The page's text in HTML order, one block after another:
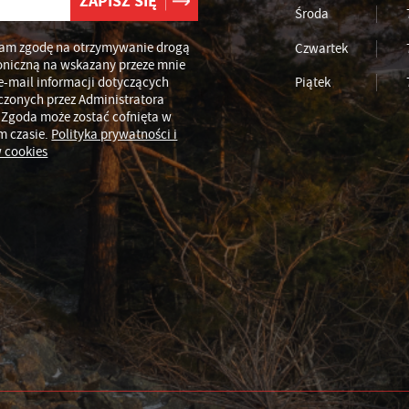
zgodę na otrzymywanie drogą
na wskazany przeze mnie
mail informacji dotyczących
przez Administratora
Zgoda może zostać cofnięta w
czasie.Polityka prywatności i
cookies
Środa
Czwartek
Piątek